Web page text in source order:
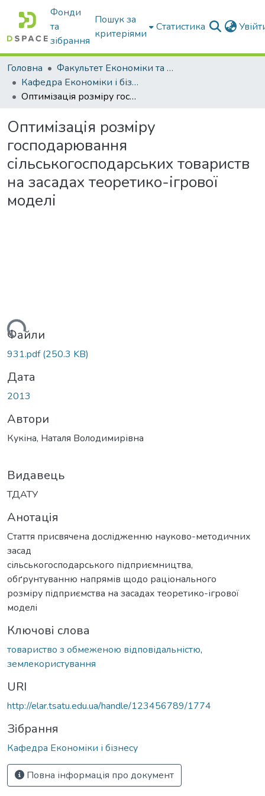
Фонди
та
зібрання
Пошук за
критеріями
Статистика
Головна
Факультет Економіки та бізнесу
Кафедра Економіки і бізнесу
Оптимізація розміру господарювання сільськогосподарських товариств на засадах теоретико-ігрової моделі
Оптимізація розміру
господарювання
сільськогосподарських товариств
на засадах теоретико-ігрової
моделі
Файли
931.pdf(250.3 KB)
Дата
2013
Автори
Кукіна, Наталя Володимирівна
Видавець
ТДАТУ
Анотація
Стаття присвячена дослідженню науково-методичних
засад
сільськогосподарського підприємництва,
обґрунтуванню напрямів щодо раціонального
розміру підприємства на засадах теоретико-ігрової
моделі
Ключові слова
товариство з обмеженою відповідальністю,
землекористування
URI
http://elar.tsatu.edu.ua/handle/123456789/1774
Зібрання
Кафедра Економіки і бізнесу
Повна інформація про документ